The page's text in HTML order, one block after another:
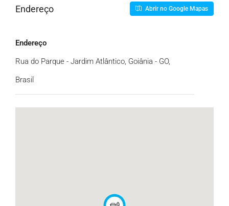
Endereço Abrir no Google Mapas
Endereço
Rua do Parque - Jardim Atlântico, Goiânia - GO,
Brasil